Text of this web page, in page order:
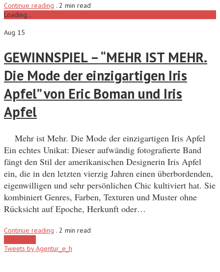
Continue reading . 2 min read
Loading...
Aug 15
GEWINNSPIEL – “MEHR IST MEHR.
Die Mode der einzigartigen Iris
Apfel” von Eric Boman und Iris
Apfel
Mehr ist Mehr. Die Mode der einzigartigen Iris Apfel
Ein echtes Unikat: Dieser aufwändig fotografierte Band
fängt den Stil der amerikanischen Designerin Iris Apfel
ein, die in den letzten vierzig Jahren einen überbordenden,
eigenwilligen und sehr persönlichen Chic kultiviert hat. Sie
kombiniert Genres, Farben, Texturen und Muster ohne
Rücksicht auf Epoche, Herkunft oder…
Continue reading . 2 min read
Tweets by Agentur_e_h